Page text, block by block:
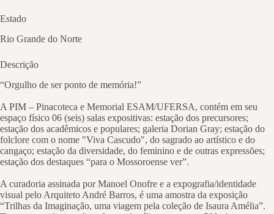
Estado
Rio Grande do Norte
Descrição
“Orgulho de ser ponto de memória!”
A PIM – Pinacoteca e Memorial ESAM/UFERSA, contém em seu
espaço físico 06 (seis) salas expositivas: estação dos precursores;
estação dos acadêmicos e populares; galeria Dorian Gray; estação do
folclore com o nome "Viva Cascudo", do sagrado ao artístico e do
cangaço; estação da diversidade, do feminino e de outras expressões;
estação dos destaques “para o Mossoroense ver”.
A curadoria assinada por Manoel Onofre e a expografia/identidade
visual pelo Arquiteto André Barros, é uma amostra da exposição
“Trilhas da Imaginação, uma viagem pela coleção de Isaura Amélia”.